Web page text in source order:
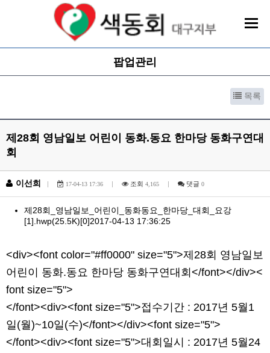
팝업관리
목록
제28회 영남일보 어린이 동화.동요 한마당 동화구연대
회
이선희 | 17-04-13 17:36 | 조회 4,165 | 댓글 0
제28회_영남일보_어린이_동화동요_한마당_대회_요강
[1].hwp(25.5K)[0]2017-04-13 17:36:25
<div><font color="#ff0000" size="5">제28회 영남일보
어린이 동화.동요 한마당 동화구연대회</font></div><
font size="5">
</font><div><font size="5">접수기간 : 2017년 5월1
일(월)~10일(수)</font></div><font size="5">
</font><div><font size="5">대회일시 : 2017년 5월24